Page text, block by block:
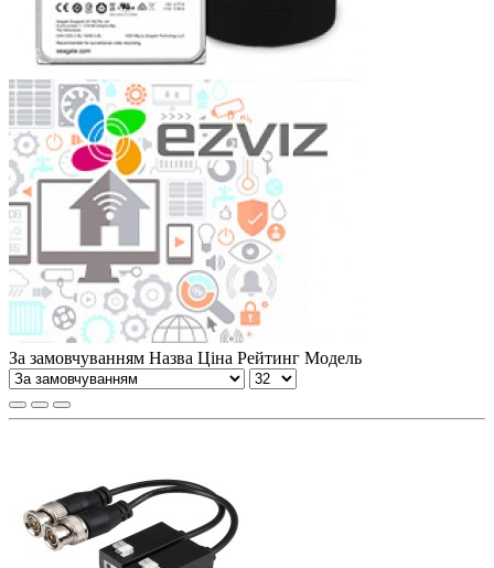
За замовчуванням Назва Ціна Рейтинг Модель